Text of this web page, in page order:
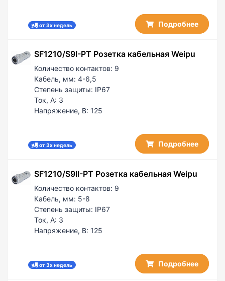
от 3х недель Подробнее
SF1210/S9I-PT Розетка кабельная Weipu
Количество контактов: 9
Кабель, мм: 4-6,5
Степень защиты: IP67
Ток, А: 3
Напряжение, В: 125
от 3х недель Подробнее
SF1210/S9II-PT Розетка кабельная Weipu
Количество контактов: 9
Кабель, мм: 5-8
Степень защиты: IP67
Ток, А: 3
Напряжение, В: 125
от 3х недель Подробнее